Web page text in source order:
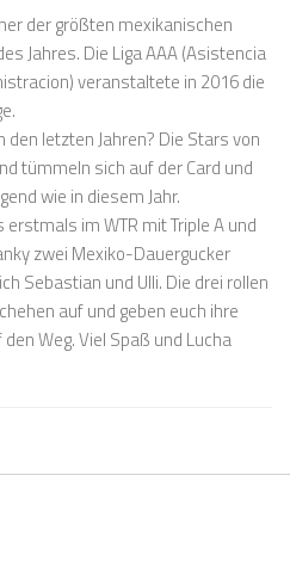
der größten mexikanischen
Jahres. Die Liga AAA (Asistencia
veranstaltete in 2016 die
den letzten Jahren? Die Stars von
tümmeln sich auf der Card und
wie in diesem Jahr.
im WTR mit Triple A und
zwei Mexiko-Dauergucker
Sebastian und Ulli. Die drei rollen
auf und geben euch ihre
Weg. Viel Spaß und Lucha